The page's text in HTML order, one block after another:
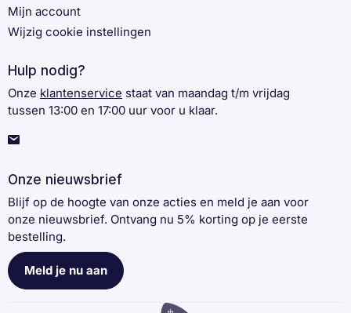
Mijn account
Wijzig cookie instellingen
Hulp nodig?
Onze klantenservice staat van maandag t/m vrijdag
tussen 13:00 en 17:00 uur voor u klaar.
Onze nieuwsbrief
Blijf op de hoogte van onze acties en meld je aan voor
onze nieuwsbrief. Ontvang nu 5% korting op je eerste
bestelling.
Meld je nu aan